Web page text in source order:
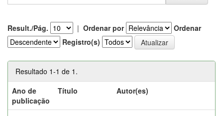
Result./Pág. | Ordenar por
Ordenar
Registro(s)
Resultado 1-1 de 1.
Ano de
publicação
Título Autor(es)